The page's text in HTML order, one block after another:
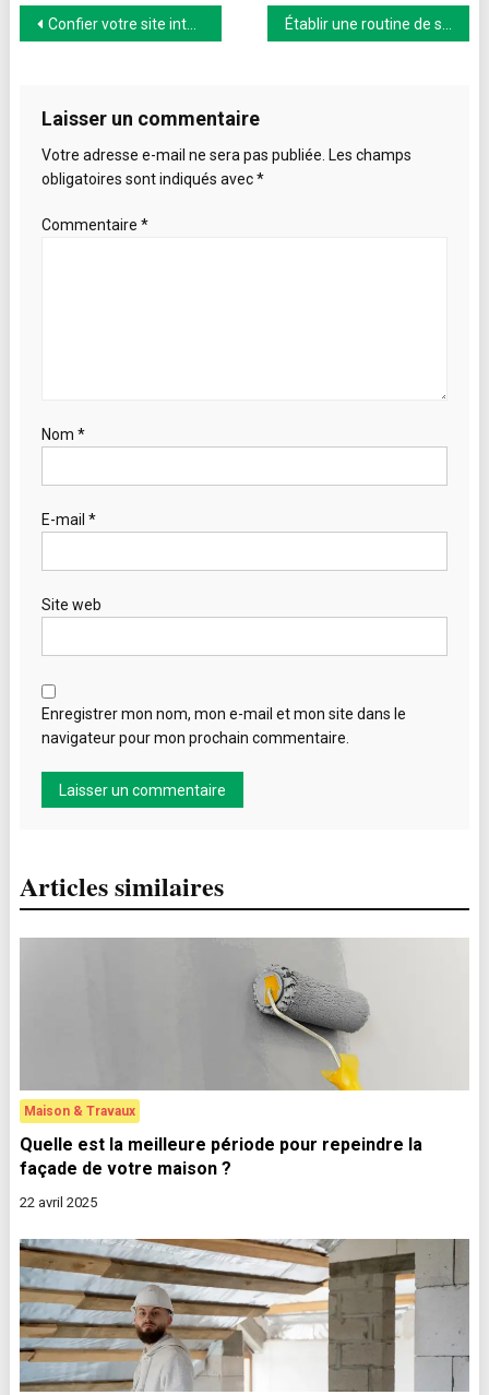
Navigation
l’article
Confier votre site internet à des professionnels Établir une routine de soins de la peau efficace en 4 étapes
Laisser un commentaire
Votre adresse e-mail ne sera pas publiée. Les champs
obligatoires sont indiqués avec*
Commentaire *
Nom *
E-mail *
Site web
Enregistrer mon nom, mon e-mail et mon site dans le
navigateur pour mon prochain commentaire.
Articles similaires
Maison & Travaux
Quelle est la meilleure période pour repeindre la
façade de votre maison ?
22 avril 2025